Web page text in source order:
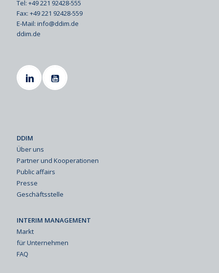
Tel: +49 221 92428-555
Fax: +49 221 92428-559
E-Mail: info@ddim.de
ddim.de
DDIM
Über uns
Partner und Kooperationen
Public affairs
Presse
Geschäftsstelle
INTERIM MANAGEMENT
Markt
für Unternehmen
FAQ